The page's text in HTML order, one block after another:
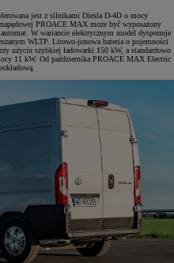
jest z silnikami Diesla D-4D o mocy
PROACE MAX może być wyposażony
W wariancie elektrycznym model dysponuje
WLTP. Litowo-jonowa bateria o pojemności
użyciu szybkiej ładowarki 150 kW, a standardowo
11 kW. Od października PROACE MAX Electric